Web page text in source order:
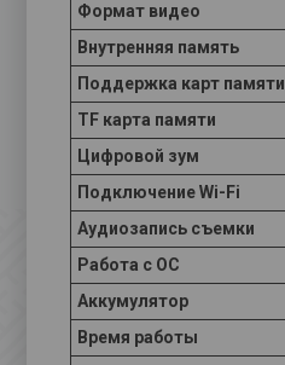
Формат видео
Внутренняя память
Поддержка карт памяти
TF карта памяти
Цифровой зум
Подключение Wi-Fi
Аудиозапись съемки
Работа с ОС
Аккумулятор
Время работы